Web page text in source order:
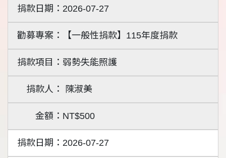
2026-07-27
【一般性捐款】115年度捐款
弱勢失能照護
陳淑美
NT$500
2026-07-27